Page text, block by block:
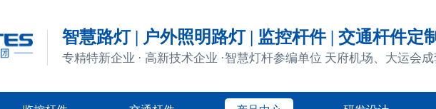
智慧路灯 | 户外照明路灯 | 监控杆件 | 交通杆件定
专精特新企业 · 高新技术企业 ·智慧灯杆参编单位 天府机场、大运会